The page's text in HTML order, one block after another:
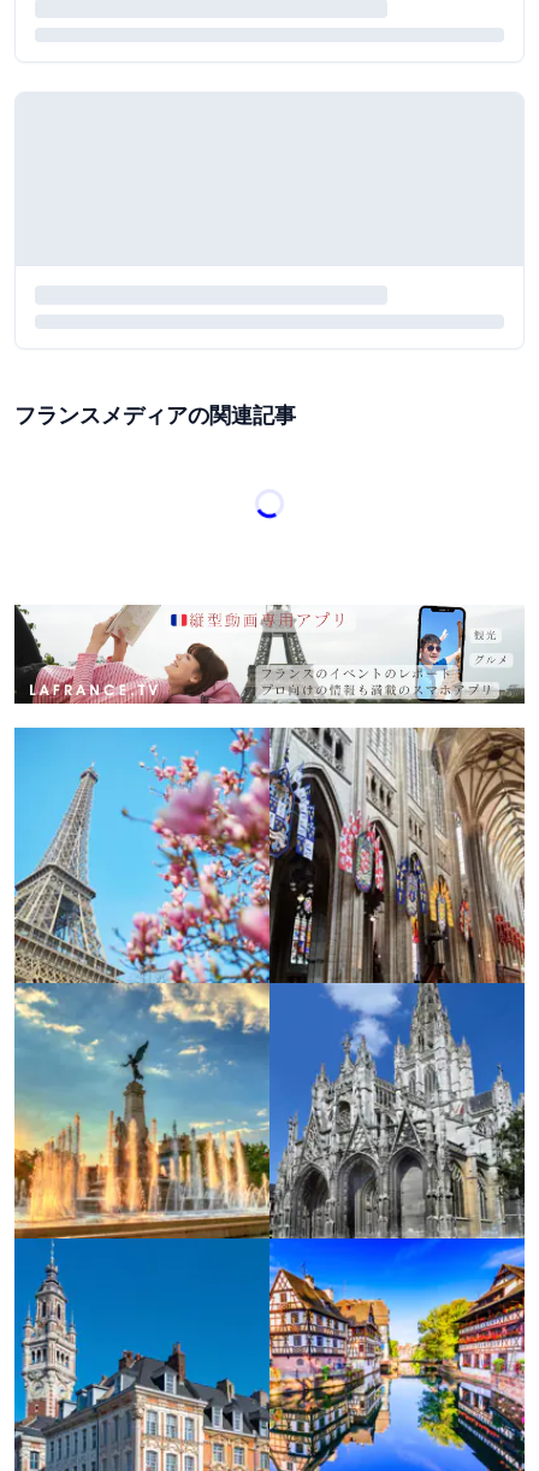
フランスメディアの関連記事